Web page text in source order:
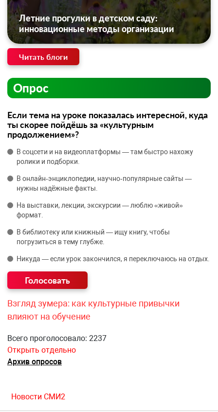
Летние прогулки в детском саду:
инновационные методы организации
Читать блоги
Опрос
Если тема на уроке показалась интересной, куда
ты скорее пойдёшь за «культурным
продолжением»?
В соцсети и на видеоплатформы — там быстро нахожу
ролики и подборки.
В онлайн‑энциклопедии, научно‑популярные сайты —
нужны надёжные факты.
На выставки, лекции, экскурсии — люблю «живой»
формат.
В библиотеку или книжный — ищу книгу, чтобы
погрузиться в тему глубже.
Никуда — если урок закончился, я переключаюсь на отдых.
Взгляд зумера: как культурные привычки
влияют на обучение
Всего проголосовало: 2237
Открыть отдельно
Архив опросов
Новости СМИ2